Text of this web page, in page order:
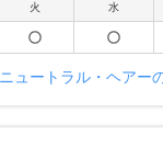
火 水
ニュートラル・ヘアー